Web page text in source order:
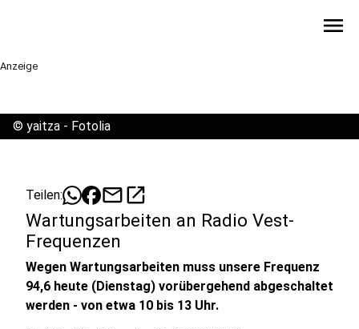
menu
Anzeige
© yaitza - Fotolia
Teilen: mailopen_in_new
Wartungsarbeiten an Radio Vest-
Frequenzen
Wegen Wartungsarbeiten muss unsere Frequenz
94,6 heute (Dienstag) vorübergehend abgeschaltet
werden - von etwa 10 bis 13 Uhr.